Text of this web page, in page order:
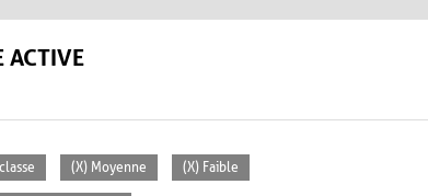
ACTIVE
(X) Moyenne (X) Faible